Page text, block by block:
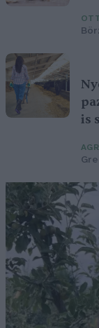
is